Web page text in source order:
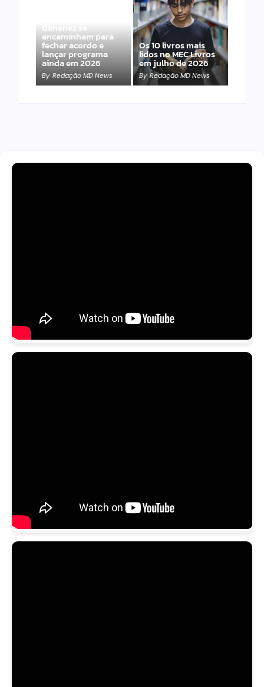
Gimenez se
encaminham para
fechar acordo e
lançar programa
ainda em 2026
By Redação MD News
Os 10 livros mais
lidos no MEC Livros
em julho de 2026
By Redação MD News